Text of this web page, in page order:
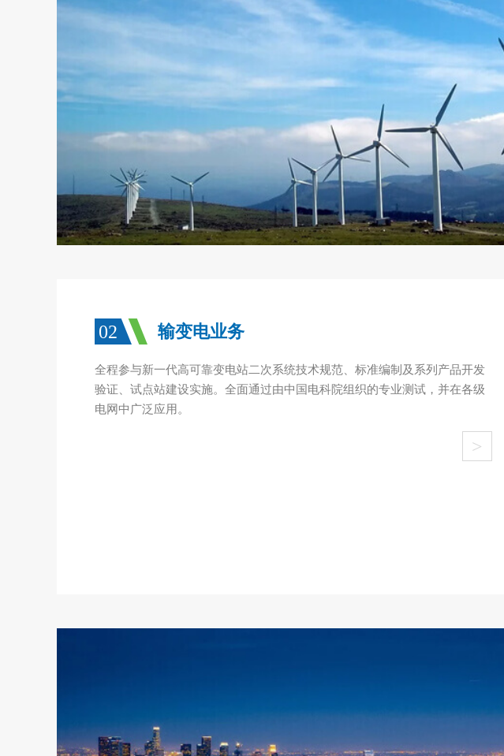
02 输变电业务
全程参与新一代高可靠变电站二次系统技术规范、标准编制及系列产品开发
验证、试点站建设实施。全面通过由中国电科院组织的专业测试，并在各级
电网中广泛应用。
>